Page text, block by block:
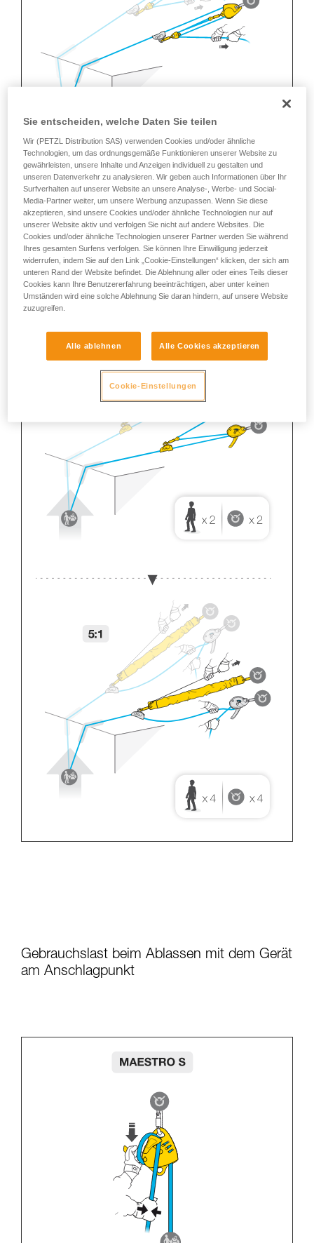
Gebrauchslast beim Ablassen mit dem Gerät
am Anschlagpunkt
Sie entscheiden, welche Daten Sie teilen
Wir (PETZL Distribution SAS) verwenden Cookies und/oder ähnliche
Technologien, um das ordnungsgemäße Funktionieren unserer Website zu
gewährleisten, unsere Inhalte und Anzeigen individuell zu gestalten und
unseren Datenverkehr zu analysieren. Wir geben auch Informationen über Ihr
Surfverhalten auf unserer Website an unsere Analyse-, Werbe- und Social-
Media-Partner weiter, um unsere Werbung anzupassen. Wenn Sie diese
akzeptieren, sind unsere Cookies und/oder ähnliche Technologien nur auf
unserer Website aktiv und verfolgen Sie nicht auf andere Websites. Die
Cookies und/oder ähnliche Technologien unserer Partner werden Sie während
Ihres gesamten Surfens verfolgen. Sie können Ihre Einwilligung jederzeit
widerrufen, indem Sie auf den Link „Cookie-Einstellungen“ klicken, der sich am
unteren Rand der Website befindet. Die Ablehnung aller oder eines Teils dieser
Cookies kann Ihre Benutzererfahrung beeinträchtigen, aber unter keinen
Umständen wird eine solche Ablehnung Sie daran hindern, auf unsere Website
zuzugreifen.
Alle ablehnen Alle Cookies akzeptieren
Cookie-Einstellungen